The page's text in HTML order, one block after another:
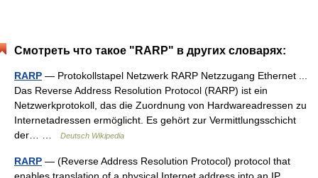
Смотреть что такое "RARP" в других словарях:
RARP — Protokollstapel Netzwerk RARP Netzzugang Ethernet ...
Das Reverse Address Resolution Protocol (RARP) ist ein
Netzwerkprotokoll, das die Zuordnung von Hardwareadressen zu
Internetadressen ermöglicht. Es gehört zur Vermittlungsschicht
der… …
Deutsch Wikipedia
RARP — (Reverse Address Resolution Protocol) protocol that